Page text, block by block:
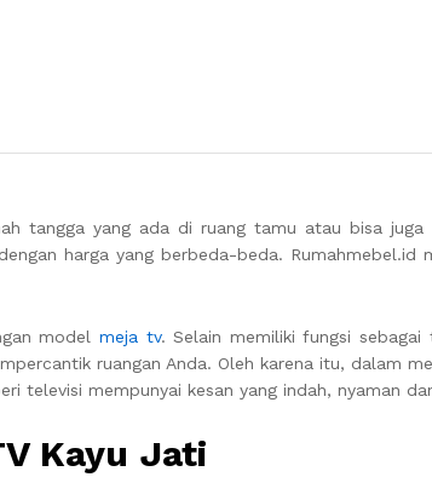
tangga yang ada di ruang tamu atau bisa juga
harga yang berbeda-beda. Rumahmebel.id
model meja tv. Selain memiliki fungsi
ruangan Anda. Oleh karena itu, dalam
televisi mempunyai kesan yang indah, nyaman
Kayu Jati